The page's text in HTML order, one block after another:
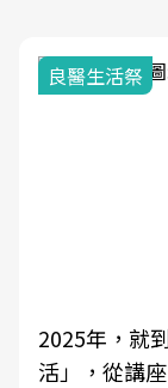
良醫生活祭
2025年，就
活」，從講